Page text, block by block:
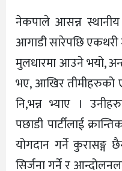
नेकपाले आसन्न स्थानीय
आगाडी सारेपछि
मुलधारमा आउने भयो,
भए, आखिर तीमीहरुको
नि,भन्न भ्याए ।
पछाडी पार्टीलाई
योगदान गर्ने कुरासङ्ग
सिर्जना गर्ने र